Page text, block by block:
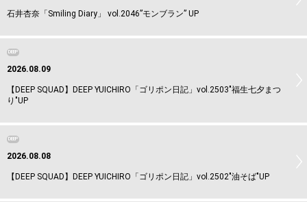
石井杏奈「Smiling Diary」 vol.2046”モンブラン” UP
DEEP
2026.08.09
【DEEP SQUAD】DEEP YUICHIRO「ゴリポン日記」vol.2503"福生七夕まつ
り"UP
DEEP
2026.08.08
【DEEP SQUAD】DEEP YUICHIRO「ゴリポン日記」vol.2502"油そば"UP